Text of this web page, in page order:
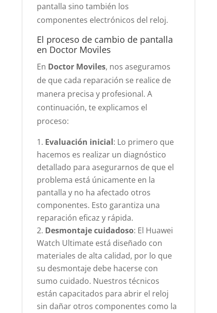
pantalla sino también los
componentes electrónicos del reloj​.
El proceso de cambio de pantalla
en Doctor Moviles
En Doctor Moviles, nos aseguramos
de que cada reparación se realice de
manera precisa y profesional. A
continuación, te explicamos el
proceso:
Evaluación inicial: Lo primero que
hacemos es realizar un diagnóstico
detallado para asegurarnos de que el
problema está únicamente en la
pantalla y no ha afectado otros
componentes. Esto garantiza una
reparación eficaz y rápida.
Desmontaje cuidadoso: El Huawei
Watch Ultimate está diseñado con
materiales de alta calidad, por lo que
su desmontaje debe hacerse con
sumo cuidado. Nuestros técnicos
están capacitados para abrir el reloj
sin dañar otros componentes como la